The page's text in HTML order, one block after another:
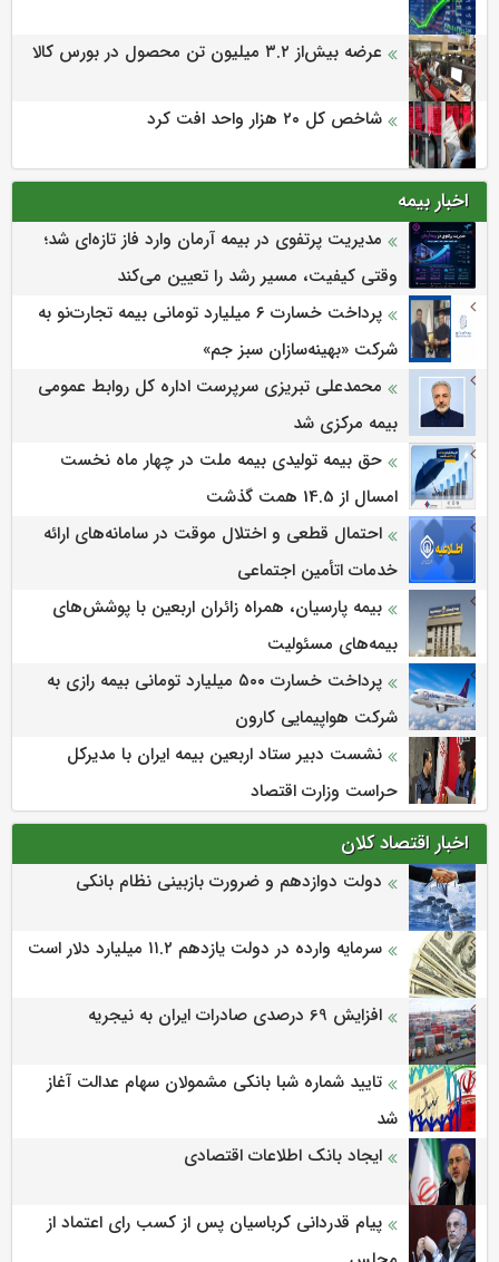
عرضه بیش‌از ۳.۲ میلیون تن محصول در بورس کالا
شاخص کل ۲۰ هزار واحد افت کرد
اخبار بیمه
مدیریت پرتفوی در بیمه آرمان وارد فاز تازه‌ای شد؛
وقتی کیفیت، مسیر رشد را تعیین می‌کند
پرداخت خسارت ۶ میلیارد تومانی بیمه تجارت‌نو به
شرکت «بهینه‌سازان سبز جم»
محمدعلی تبریزی سرپرست اداره كل روابط عمومی
بیمه مركزی شد
حق بیمه تولیدی بیمه ملت در چهار ماه نخست
امسال از 14.5 همت گذشت
احتمال قطعی و اختلال موقت در سامانه‌های ارائه
خدمات اتأمین اجتماعی
بیمه پارسیان، همراه زائران اربعین با پوشش‌های
بیمه‌های مسئولیت
پرداخت خسارت ۵۰۰ میلیارد تومانی بیمه رازی به
شرکت هواپیمایی کارون
نشست دبیر ستاد اربعین بیمه ایران با مدیرکل
حراست وزارت اقتصاد
اخبار اقتصاد کلان
دولت دوازدهم و ضرورت بازبینی نظام بانکی
سرمایه وارده در دولت یازدهم ۱۱.۲ میلیارد دلار است
افزایش 69 درصدی صادرات ایران به نیجریه
تایید شماره شبا بانکی مشمولان سهام عدالت آغاز
شد
ایجاد بانک اطلاعات اقتصادی
پیام قدردانی کرباسیان پس از کسب رای اعتماد از